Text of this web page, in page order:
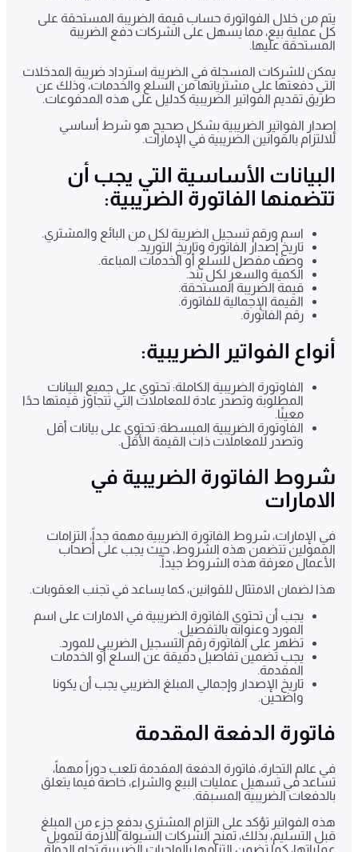
يتم من خلال الفواتورة حساب قيمة الضريبة المستحقة على
كل عملية بيع، مما يسهل على الشركات دفع الضريبة
المستحقة عليها.
يمكن للشركات المسجلة في الضريبة استرداد ضريبة المدخلات
التي دفعتها على مشترياتها من السلع والخدمات، وذلك عن
طريق تقديم الفواتير الضريبية كدليل على هذه المدفوعات.
إصدار الفواتير الضريبية بشكل صحيح هو شرط أساسي
للالتزام بالقوانين الضريبية في الإمارات.
البيانات الأساسية التي يجب أن
تتضمنها الفاتورة الضريبية:
اسم ورقم تسجيل الضريبة لكل من البائع والمشتري.
تاريخ إصدار الفاتورة وتاريخ التوريد.
وصف مفصل للسلع أو الخدمات المباعة.
الكمية والسعر لكل بند.
قيمة الضريبة المستحقة.
القيمة الإجمالية للفاتورة.
رقم الفاتورة.
أنواع الفواتير الضريبية:
الفاوتورة الضريبية الكاملة: تحتوي على جميع البيانات
المطلوبة وتصدر عادة للمعاملات التي تتجاوز قيمتها حدًا
معينًا.
الفاوتورة الضريبية المبسطة: تحتوي على بيانات أقل
وتصدر للمعاملات ذات القيمة الأقل.
شروط الفاتورة الضريبية في
الامارات
في الإمارات، شروط الفاتورة الضريبية مهمة جداً، التزامات
الممولين تتضمن هذه الشروط، حيث يجب على أصحاب
الأعمال معرفة هذه الشروط جيداً.
هذا لضمان الامتثال للقوانين، كما يساعد في تجنب العقوبات.
يجب أن تحتوي الفاتورة الضريبية في الامارات على اسم
المورد وعنوانه بالتفصيل.
تظهر على الفاتورة رقم التسجيل الضريبي للمورد.
يجب تضمين تفاصيل دقيقة عن السلع أو الخدمات
المقدمة.
تاريخ الإصدار وإجمالي المبلغ الضريبي يجب أن يكونا
واضحين.
فاتورة الدفعة المقدمة
في عالم التجارة، فاتورة الدفعة المقدمة تلعب دوراً مهماً،
تساعد في تسهيل عمليات البيع والشراء، خاصة فيما يتعلق
بالدفعات الضريبية المسبقة.
هذه الفواتير تؤكد على التزام المشتري بدفع جزء من المبلغ
قبل التسليم، بذلك، تمنح الشركات السيولة اللازمة لتمويل
عملياتها، كما تضمن التزامها بالواجبات الضريبية تجاه الدولة.